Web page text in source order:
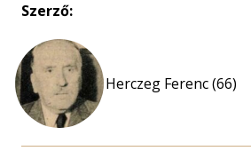
Szerző:
Herczeg Ferenc (66)